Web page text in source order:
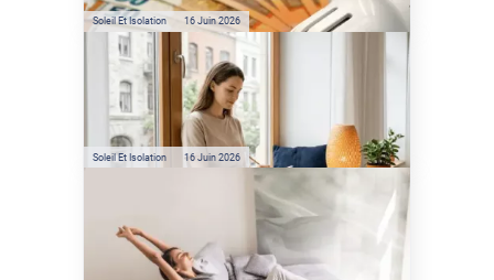
Soleil Et Isolation 16 Juin 2026
Préservez votre logement de
la chaleur : les conseils de
Jamy de C'est Pas Sorcier
Soleil Et Isolation 16 Juin 2026
Comment protéger sa
maison de la chaleur sans
climatisation ?